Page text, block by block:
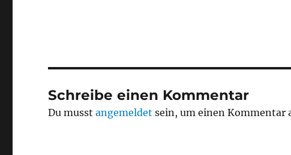
Schreibe einen Kommentar
Du musstangemeldet sein, um einen Kommentar